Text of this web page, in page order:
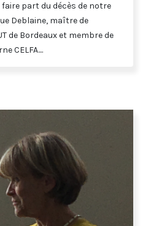
part du décès de notre
Deblaine, maître de
de Bordeaux et membre de
CELFA....